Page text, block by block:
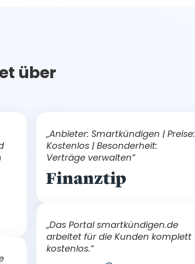
über
„Anbieter: Smartkündigen | Preise:
Kostenlos | Besonderheit:
Verträge verwalten“
„Das Portal smartkündigen.de
arbeitet für die Kunden komplett
kostenlos.“